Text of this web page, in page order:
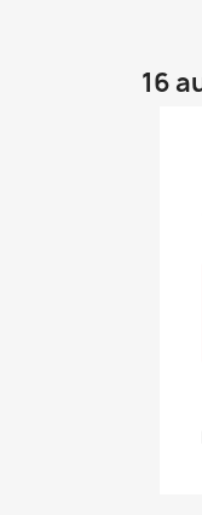
16